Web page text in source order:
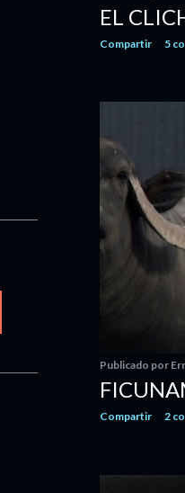
EL
Compartir 5
Publicado por
Compartir 2